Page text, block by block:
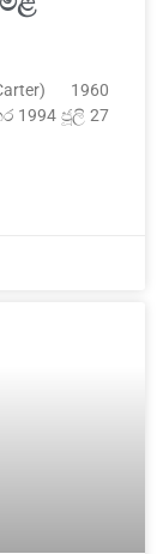
1960
1994 ජූලි 27